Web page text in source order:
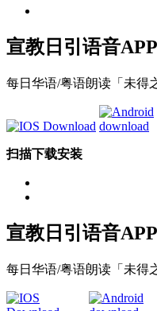
宣教日引 语音APP
每日华语/粤语朗读「未得
扫描下载安装
宣教日引 语音APP
每日华语/粤语朗读「未得